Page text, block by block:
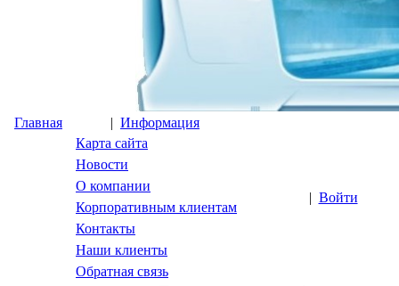
Главная | Информация
Карта сайта
Новости
О компании
Корпоративным клиентам
Контакты
Наши клиенты
Обратная связь
| Войти